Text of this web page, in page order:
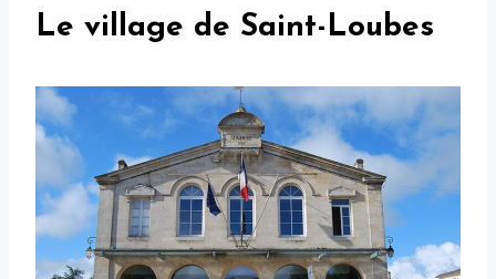
Le village de Saint-Loubes